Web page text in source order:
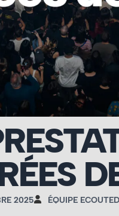
2025 ÉQUIPE